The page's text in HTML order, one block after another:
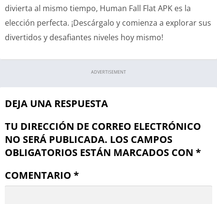
divierta al mismo tiempo, Human Fall Flat APK es la
elección perfecta. ¡Descárgalo y comienza a explorar sus
divertidos y desafiantes niveles hoy mismo!
ADVERTISEMENT
DEJA UNA RESPUESTA
TU DIRECCIÓN DE CORREO ELECTRÓNICO
NO SERÁ PUBLICADA. LOS CAMPOS
OBLIGATORIOS ESTÁN MARCADOS CON *
COMENTARIO *